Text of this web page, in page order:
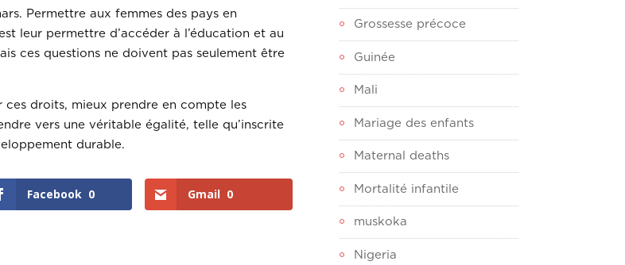
Permettre aux femmes des pays en
leur permettre d’accéder à l’éducation et au
ces questions ne doivent pas seulement être
ces droits, mieux prendre en compte les
vers une véritable égalité, telle qu’inscrite
durable.
Facebook 0 Gmail 0
Grossesse précoce
Guinée
Mali
Mariage des enfants
Maternal deaths
Mortalité infantile
muskoka
Nigeria